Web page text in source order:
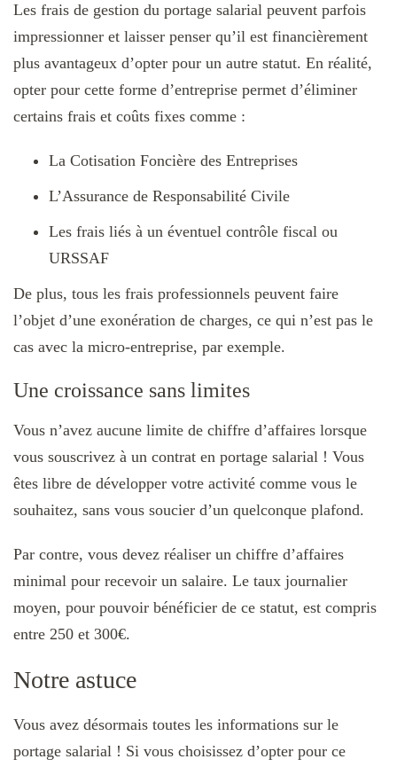
Les frais de gestion du portage salarial peuvent parfois
impressionner et laisser penser qu’il est financièrement
plus avantageux d’opter pour un autre statut. En réalité,
opter pour cette forme d’entreprise permet d’éliminer
certains frais et coûts fixes comme :
La Cotisation Foncière des Entreprises
L’Assurance de Responsabilité Civile
Les frais liés à un éventuel contrôle fiscal ou
URSSAF
De plus, tous les frais professionnels peuvent faire
l’objet d’une exonération de charges, ce qui n’est pas le
cas avec la micro-entreprise, par exemple.
Une croissance sans limites
Vous n’avez aucune limite de chiffre d’affaires lorsque
vous souscrivez à un contrat en portage salarial ! Vous
êtes libre de développer votre activité comme vous le
souhaitez, sans vous soucier d’un quelconque plafond.
Par contre, vous devez réaliser un chiffre d’affaires
minimal pour recevoir un salaire. Le taux journalier
moyen, pour pouvoir bénéficier de ce statut, est compris
entre 250 et 300€.
Notre astuce
Vous avez désormais toutes les informations sur le
portage salarial ! Si vous choisissez d’opter pour ce